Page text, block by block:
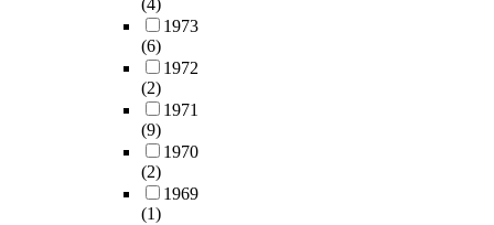
(4)
1973
(6)
1972
(2)
1971
(9)
1970
(2)
1969
(1)